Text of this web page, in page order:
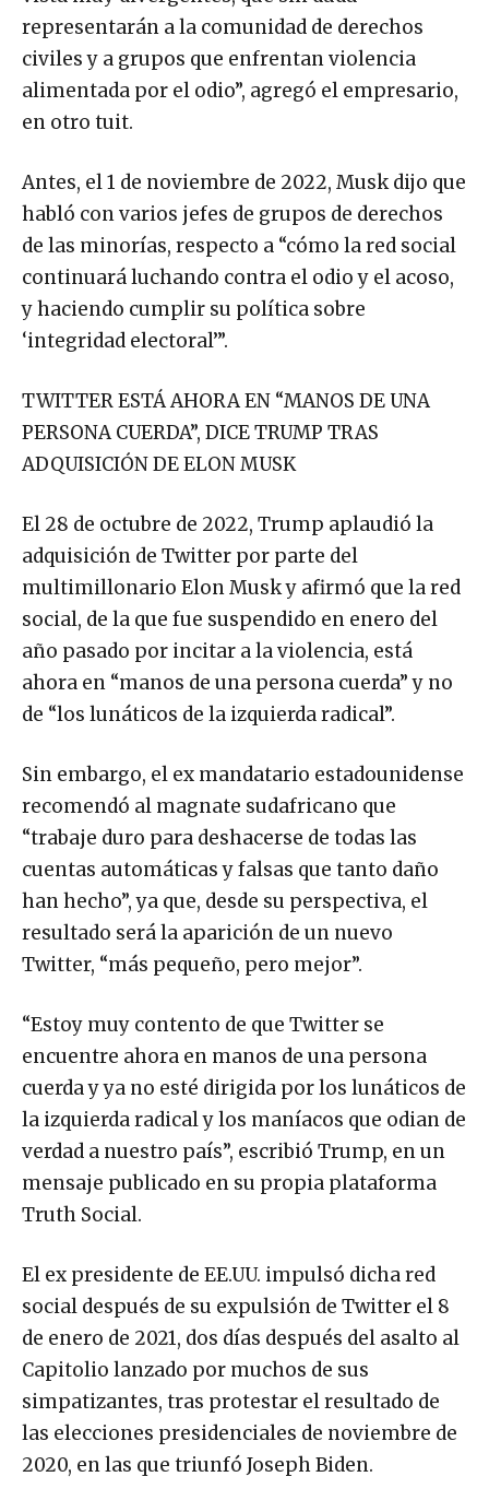
representarán a la comunidad de derechos
civiles y a grupos que enfrentan violencia
alimentada por el odio”, agregó el empresario,
en otro tuit.
Antes, el 1 de noviembre de 2022, Musk dijo que
habló con varios jefes de grupos de derechos
de las minorías, respecto a “cómo la red social
continuará luchando contra el odio y el acoso,
y haciendo cumplir su política sobre
‘integridad electoral’”.
TWITTER ESTÁ AHORA EN “MANOS DE UNA
PERSONA CUERDA”, DICE TRUMP TRAS
ADQUISICIÓN DE ELON MUSK
El 28 de octubre de 2022, Trump aplaudió la
adquisición de Twitter por parte del
multimillonario Elon Musk y afirmó que la red
social, de la que fue suspendido en enero del
año pasado por incitar a la violencia, está
ahora en “manos de una persona cuerda” y no
de “los lunáticos de la izquierda radical”.
Sin embargo, el ex mandatario estadounidense
recomendó al magnate sudafricano que
“trabaje duro para deshacerse de todas las
cuentas automáticas y falsas que tanto daño
han hecho”, ya que, desde su perspectiva, el
resultado será la aparición de un nuevo
Twitter, “más pequeño, pero mejor”.
“Estoy muy contento de que Twitter se
encuentre ahora en manos de una persona
cuerda y ya no esté dirigida por los lunáticos de
la izquierda radical y los maníacos que odian de
verdad a nuestro país”, escribió Trump, en un
mensaje publicado en su propia plataforma
Truth Social.
El ex presidente de EE.UU. impulsó dicha red
social después de su expulsión de Twitter el 8
de enero de 2021, dos días después del asalto al
Capitolio lanzado por muchos de sus
simpatizantes, tras protestar el resultado de
las elecciones presidenciales de noviembre de
2020, en las que triunfó Joseph Biden.